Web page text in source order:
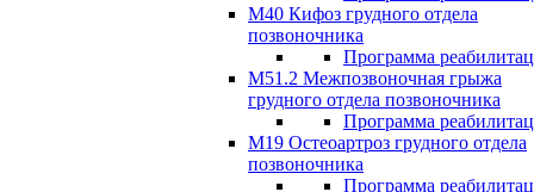
М40 Кифоз грудного отдела
позвоночника
Программа
M51.2 Межпозвоночная грыжа
грудного отдела позвоночника
Программа
М19 Остеоартроз грудного отдела
позвоночника
Программа